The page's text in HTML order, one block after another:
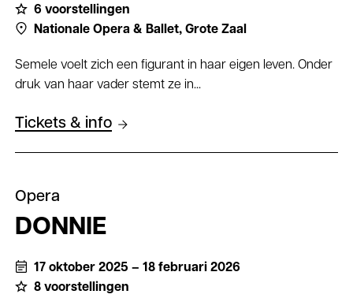
6 voorstellingen
Nationale Opera & Ballet, Grote Zaal
Semele voelt zich een figurant in haar eigen leven. Onder
druk van haar vader stemt ze in...
Tickets & info
Opera
DONNIE
17 oktober 2025 – 18 februari 2026
8 voorstellingen